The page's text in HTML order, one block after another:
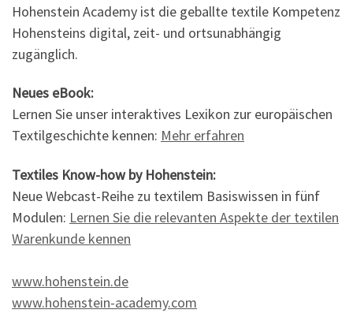
Hohenstein Academy ist die geballte textile Kompetenz
Hohensteins digital, zeit- und ortsunabhängig
zugänglich.
Neues eBook:
Lernen Sie unser interaktives Lexikon zur europäischen
Textilgeschichte kennen: Mehr erfahren
Textiles Know-how by Hohenstein:
Neue Webcast-Reihe zu textilem Basiswissen in fünf
Modulen: Lernen Sie die relevanten Aspekte der textilen
Warenkunde kennen
www.hohenstein.de
www.hohenstein-academy.com